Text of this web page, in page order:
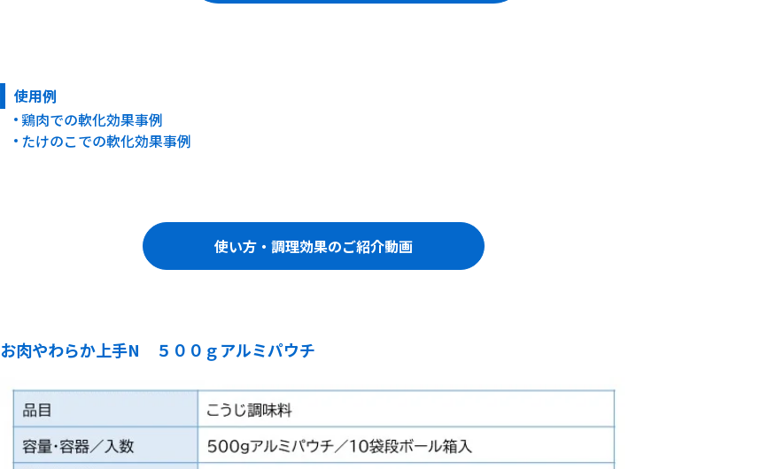
使用例
鶏肉での軟化効果事例
たけのこでの軟化効果事例
使い方・調理効果のご紹介動画
お肉やわらか上手N ５００ｇアルミパウチ